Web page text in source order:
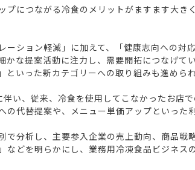
につながる冷食のメリットがますます大き
ション軽減」に加えて、「健康志向への対
な提案活動に注力し、需要開拓につなげ
いった新カテゴリーへの取り組みも進めら
、従来、冷食を使用してこなかったお店
代替提案や、メニュー単価アップといった
分析し、主要参入企業の売上動向、商品戦
どを明らかにし、業務用冷凍食品ビジネス